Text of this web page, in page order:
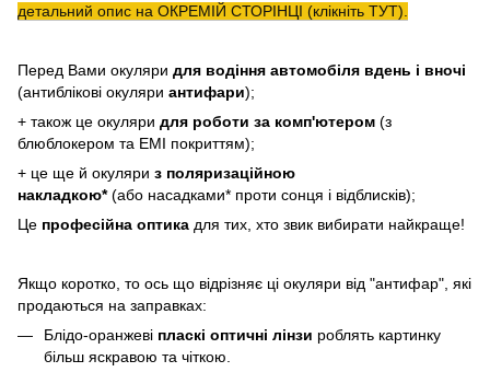
детальний опис на ОКРЕМІЙ СТОРІНЦІ (клікніть ТУТ).
Перед Вами окуляри для водіння автомобіля вдень і вночі
(антиблікові окуляри антифари);
+ також це окуляри для роботи за комп'ютером (з
блюблокером та EMI покриттям);
+ це ще й окуляри з поляризаційною
накладкою*(або насадками* проти сонця і відблисків);
Це професійна оптика для тих, хто звик вибирати найкраще!
Якщо коротко, то ось що відрізняє ці окуляри від "антифар", які
продаються на заправках:
Блідо-оранжеві пласкі оптичні лінзи роблять картинку
більш яскравою та чіткою.